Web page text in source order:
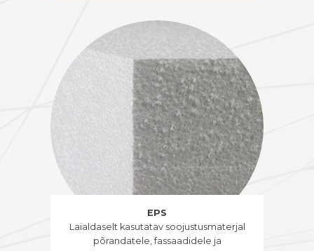
EPS
Laialdaselt kasutatav soojustusmaterjal
põrandatele, fassaadidele ja